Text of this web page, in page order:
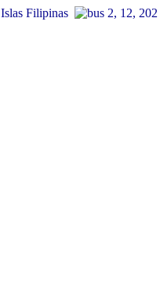
Islas Filipinas 2, 12, 202